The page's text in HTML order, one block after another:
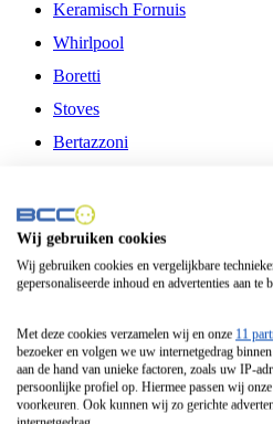
Keramisch Fornuis
Whirlpool
Boretti
Stoves
Bertazzoni
Fitelli
Airfryer
Frituurpan
Contactgrill
Broodbakmachine
Broodrooster
Wij gebruiken cookies
Wij gebruiken cookies en vergelijkbare
gepersonaliseerde inhoud en advertenties aan te
Met deze cookies verzamelen wij en onze 11
bezoeker en volgen we uw internetgedrag
aan de hand van unieke factoren, zoals uw IP-
persoonlijke profiel op. Hiermee passen wij
voorkeuren. Ook kunnen wij zo gerichte